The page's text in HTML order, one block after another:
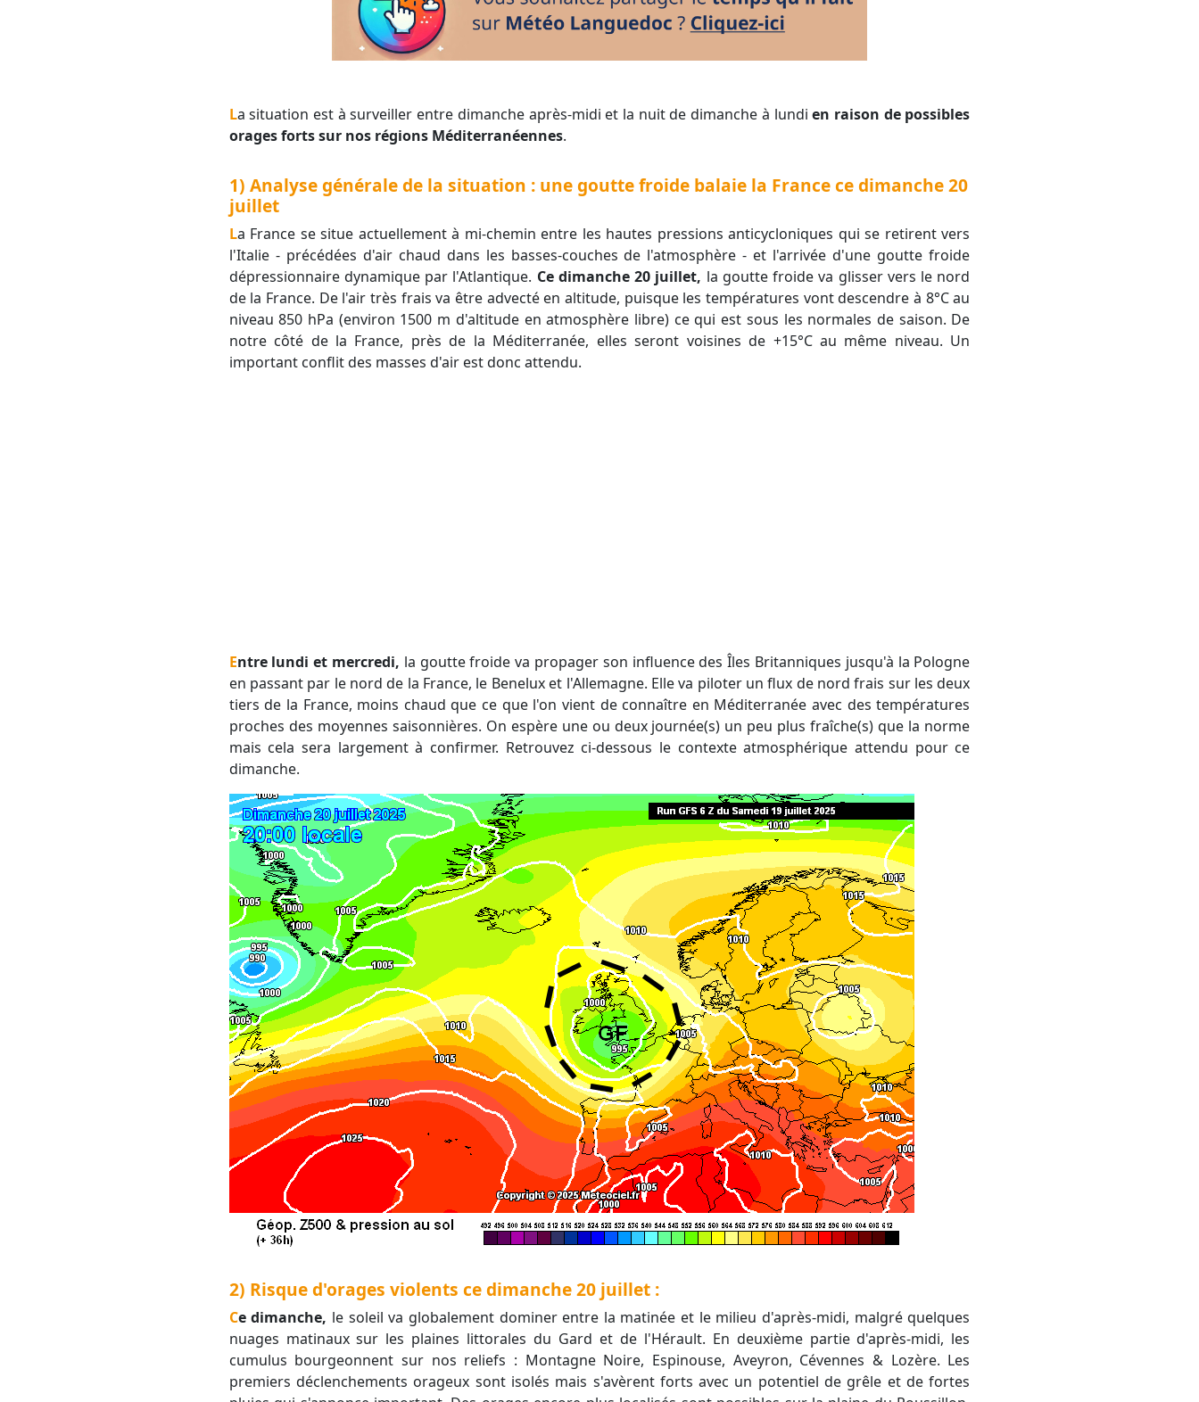
La situation est à surveiller entre dimanche après-midi et la nuit de dimanche à lundien raison de possibles
orages forts sur nos régions Méditerranéennes.
1) Analyse générale de la situation : une goutte froide balaie la France ce dimanche 20
juillet
La France se situe actuellement à mi-chemin entre les hautes pressions anticycloniques qui se retirent vers
l'Italie - précédées d'air chaud dans les basses-couches de l'atmosphère - et l'arrivée d'une goutte froide
dépressionnaire dynamique par l'Atlantique. Ce dimanche 20 juillet, la goutte froide va glisser vers le nord
de la France. De l'air très frais va être advecté en altitude, puisque les températures vont descendre à 8°C au
niveau 850 hPa (environ 1500 m d'altitude en atmosphère libre) ce qui est sous les normales de saison. De
notre côté de la France, près de la Méditerranée, elles seront voisines de +15°C au même niveau. Un
important conflit des masses d'air est donc attendu.
Entre lundi et mercredi, la goutte froide va propager son influence des Îles Britanniques jusqu'à la Pologne
en passant par le nord de la France, le Benelux et l'Allemagne. Elle va piloter un flux de nord frais sur les deux
tiers de la France, moins chaud que ce que l'on vient de connaître en Méditerranée avec des températures
proches des moyennes saisonnières. On espère une ou deux journée(s) un peu plus fraîche(s) que la norme
mais cela sera largement à confirmer. Retrouvez ci-dessous le contexte atmosphérique attendu pour ce
dimanche.
2) Risque d'orages violents ce dimanche 20 juillet :
Ce dimanche, le soleil va globalement dominer entre la matinée et le milieu d'après-midi, malgré quelques
nuages matinaux sur les plaines littorales du Gard et de l'Hérault. En deuxième partie d'après-midi, les
cumulus bourgeonnent sur nos reliefs : Montagne Noire, Espinouse, Aveyron, Cévennes & Lozère. Les
premiers déclenchements orageux sont isolés mais s'avèrent forts avec un potentiel de grêle et de fortes